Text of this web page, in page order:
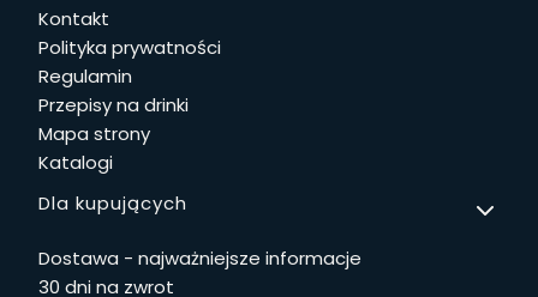
Kontakt
Polityka prywatności
Regulamin
Przepisy na drinki
Mapa strony
Katalogi
Dla kupujących
Dostawa - najważniejsze informacje
30 dni na zwrot